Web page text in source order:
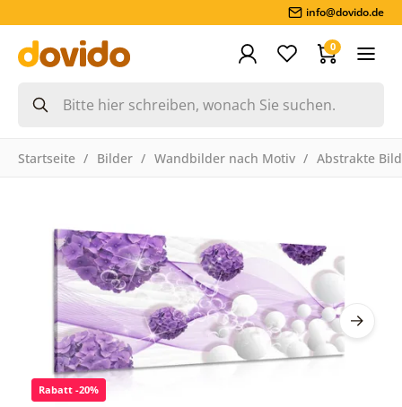
info@dovido.de
0
Startseite Bilder Wandbilder nach Motiv Abstrakte
Rabatt -20%